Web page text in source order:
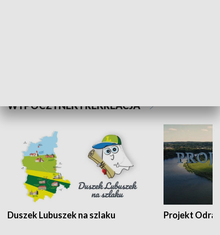
WYPOCZYNEK I REKREACJA
Duszek Lubuszek na szlaku Projekt Odra